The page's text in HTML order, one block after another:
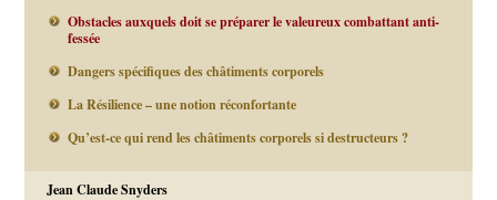
Obstacles auxquels doit se préparer le valeureux combattant anti-
fessée
Dangers spécifiques des châtiments corporels
La Résilience – une notion réconfortante
Qu’est-ce qui rend les châtiments corporels si destructeurs ?
Jean Claude Snyders